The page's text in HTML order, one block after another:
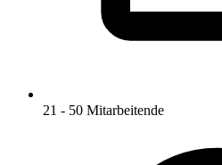
21 - 50 Mitarbeitende